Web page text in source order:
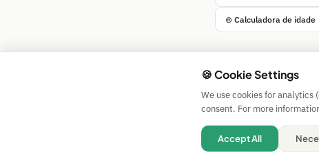
⊚ Calculadora de idade
🍪 Cookie Settings
We use cookies for analytics
consent. For more
Accept All